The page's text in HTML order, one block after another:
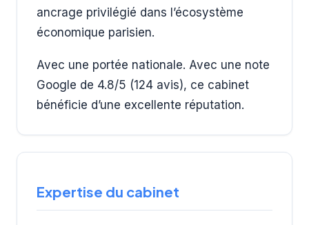
ancrage privilégié dans l’écosystème
économique parisien.
Avec une portée nationale. Avec une note
Google de 4.8/5 (124 avis), ce cabinet
bénéficie d’une excellente réputation.
Expertise du cabinet